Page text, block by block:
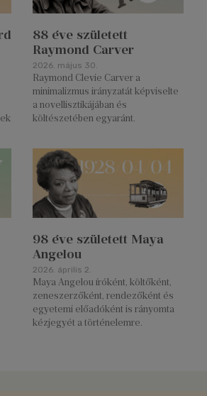
88 éve született
Raymond Carver
2026. május 30.
Raymond Clevie Carver a
minimalizmus irányzatát képviselte
a novellisztikájában és
költészetében egyaránt.
98 éve született Maya
Angelou
2026. április 2.
Maya Angelou íróként, költőként,
zeneszerzőként, rendezőként és
egyetemi előadóként is rányomta
kézjegyét a történelemre.